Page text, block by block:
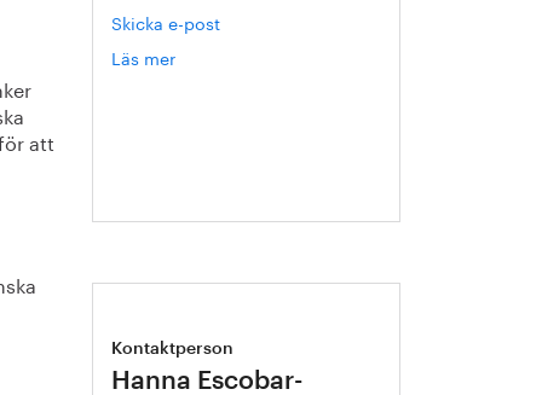
att
Skicka e-post
Läs mer
Kontaktperson
Hanna Escobar-